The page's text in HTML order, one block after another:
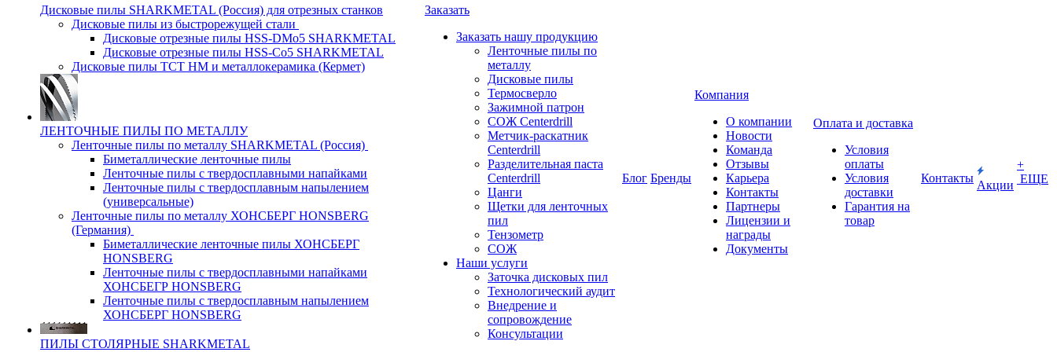
Дисковые пилы SHARKMETAL (Россия) для отрезных станков
Дисковые пилы из быстрорежущей стали
Дисковые отрезные пилы HSS-DMo5 SHARKMETAL
Дисковые отрезные пилы HSS-Co5 SHARKMETAL
Дисковые пилы ТСТ НМ и металлокерамика (Кермет)
ЛЕНТОЧНЫЕ ПИЛЫ ПО МЕТАЛЛУ
Ленточные пилы по металлу SHARKMETAL (Россия)
Биметаллические ленточные пилы
Ленточные пилы с твердосплавными напайками
Ленточные пилы с твердосплавным напылением
(универсальные)
Ленточные пилы по металлу ХОНСБЕРГ HONSBERG
(Германия)
Биметаллические ленточные пилы ХОНСБЕРГ
HONSBERG
Ленточные пилы с твердосплавными напайками
ХОНСБЕГР HONSBERG
Ленточные пилы с твердосплавным напылением
ХОНСБЕРГ HONSBERG
ПИЛЫ СТОЛЯРНЫЕ SHARKMETAL
Заказать
Заказать нашу продукцию
Ленточные пилы по
металлу
Дисковые пилы
Термосверло
Зажимной патрон
СОЖ Centerdrill
Метчик-раскатник
Centerdrill
Разделительная паста
Centerdrill
Цанги
Щетки для ленточных
пил
Тензометр
СОЖ
Наши услуги
Заточка дисковых пил
Технологический аудит
Внедрение и
сопровождение
Консультации
Блог Бренды
Компания
О компании
Новости
Команда
Отзывы
Карьера
Контакты
Партнеры
Лицензии и
награды
Документы
Оплата и доставка
Условия
оплаты
Условия
доставки
Гарантия на
товар
Контакты
Акции
+
ЕЩЕ